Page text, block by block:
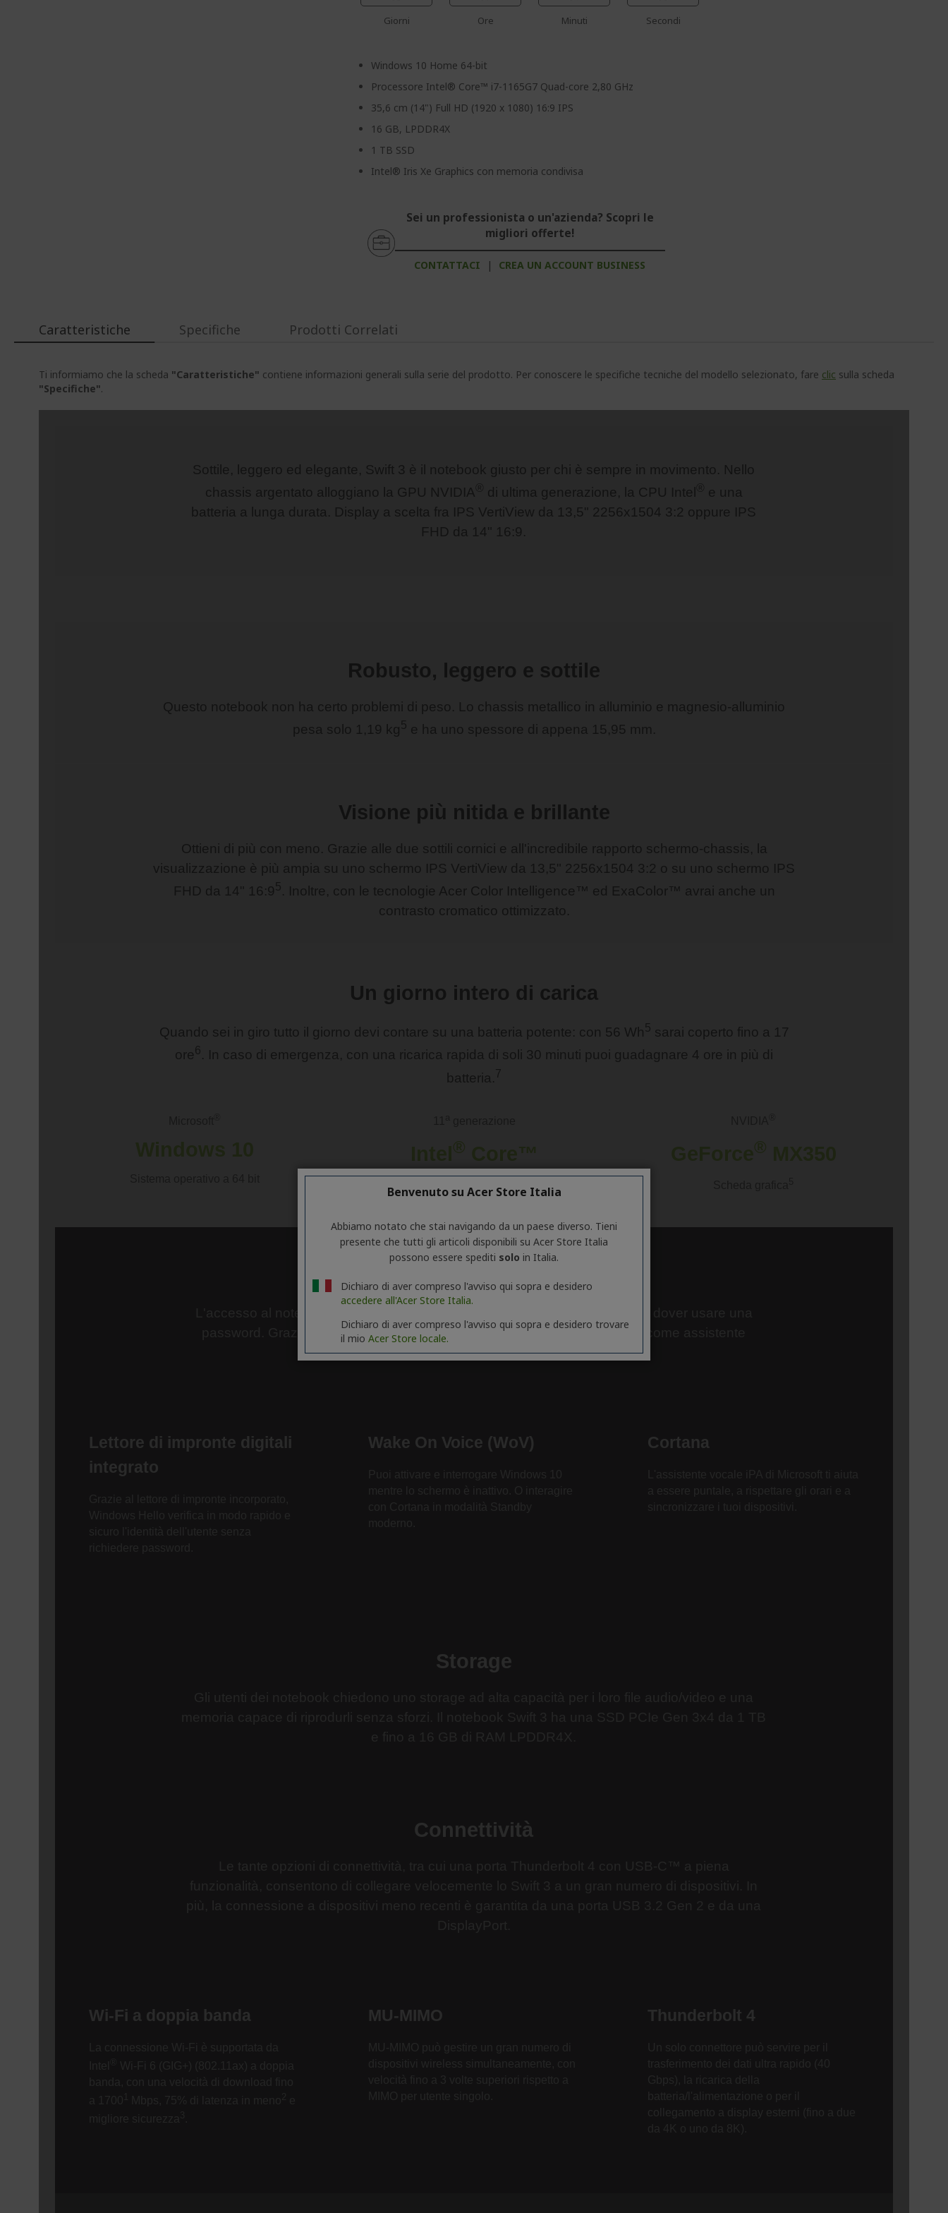
Giorni Ore Minuti Secondi
Windows 10 Home 64-bit
Processore Intel® Core™ i7-1165G7 Quad-core 2,80 GHz
35,6 cm (14") Full HD (1920 x 1080) 16:9 IPS
16 GB, LPDDR4X
1 TB SSD
Intel® Iris Xe Graphics con memoria condivisa
Sei un professionista o un'azienda? Scopri le
migliori offerte!
CONTATTACI | CREA UN ACCOUNT BUSINESS
Caratteristiche
Ti informiamo che la scheda "Caratteristiche" contiene informazioni generali sulla serie del prodotto. Per conoscere le specifiche tecniche del modello selezionato, fare clic sulla scheda
"Specifiche".
Specifiche Prodotti Correlati
Benvenuto su Acer Store Italia
Abbiamo notato che stai navigando da un paese diverso. Tieni
presente che tutti gli articoli disponibili su Acer Store Italia
possono essere spediti solo in Italia.
Dichiaro di aver compreso l'avviso qui sopra e desidero
accedere all'Acer Store Italia.
Dichiaro di aver compreso l'avviso qui sopra e desidero trovare
il mio Acer Store locale.